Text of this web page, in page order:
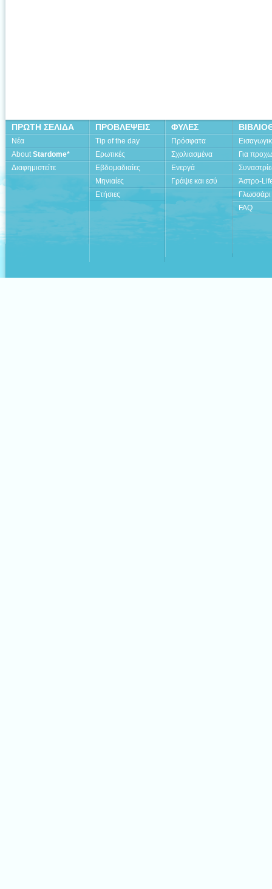
ΠΡΩΤΗ ΣΕΛΙΔΑ
Νέα
AboutStardome*
Διαφημιστείτε
ΠΡΟΒΛΕΨΕΙΣ
Tip of the day
Ερωτικές
Εβδομαδιαίες
Μηνιαίες
Ετήσιες
ΦΥΛΕΣ
Πρόσφατα
Σχολιασμένα
Ενεργά
Γράψε και εσύ
Για
Άστρο-
Γλωσσάρι
FAQ